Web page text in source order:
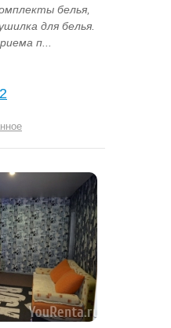
белья,
для белья.
п...